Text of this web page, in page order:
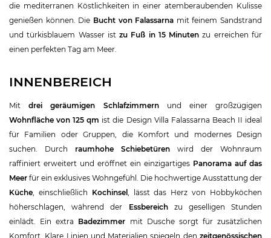
die mediterranen Köstlichkeiten in einer atemberaubenden Kulisse
genießen können. Die Bucht von Falassarna mit feinem Sandstrand
und türkisblauem Wasser istzu Fuß in 15 Minuten zu erreichen für
einen perfekten Tag am Meer.
INNENBEREICH
Mitdrei geräumigen Schlafzimmernund einer großzügigen
Wohnfläche von 125 qm ist die Design Villa Falassarna Beach II ideal
für Familien oder Gruppen, die Komfort und modernes Design
suchen. Durch raumhohe Schiebetüren wird der Wohnraum
raffiniert erweitert und eröffnet ein einzigartiges Panorama auf das
Meer für ein exklusives Wohngefühl. Die hochwertige Ausstattung der
Küche , einschließlich Kochinsel, lässt das Herz von Hobbyköchen
höherschlagen, während der Essbereichzu geselligen Stunden
einlädt. Ein extra Badezimmer mit Dusche sorgt für zusätzlichen
Komfort. Klare Linien und Materialien spiegeln den zeitgenössischen